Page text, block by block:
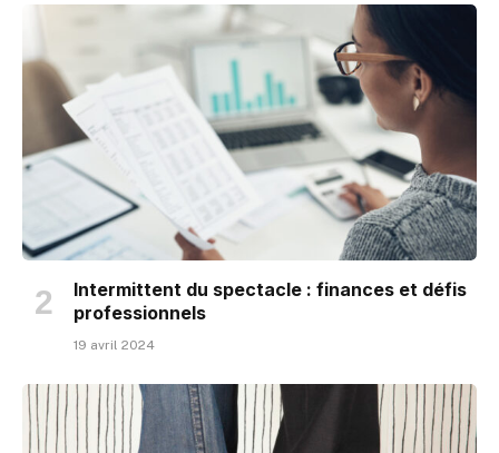
Intermittent du spectacle : finances et défis
professionnels
19 avril 2024